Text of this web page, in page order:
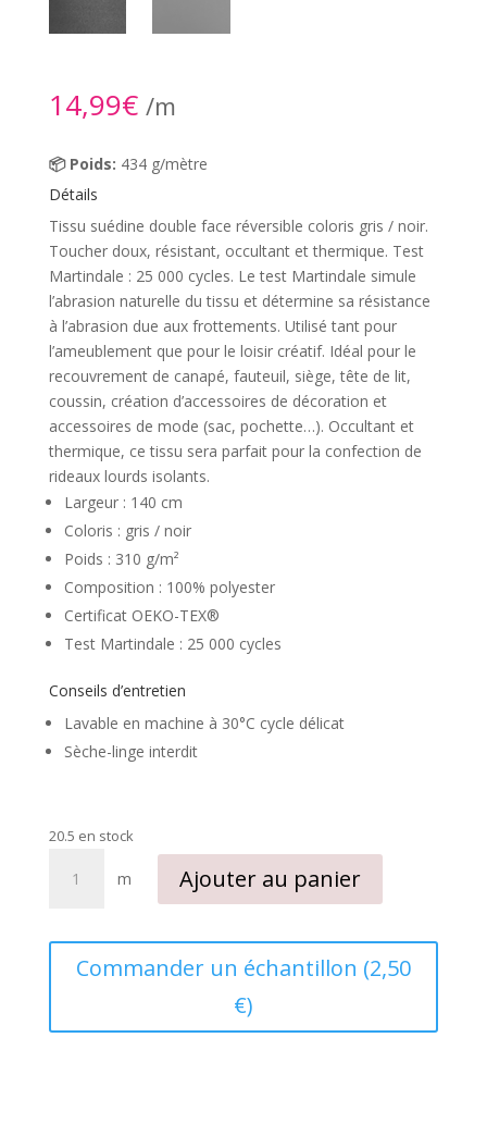
14,99€ /m
📦 Poids: 434 g/mètre
Détails
Tissu suédine double face réversible coloris gris / noir.
Toucher doux, résistant, occultant et thermique. Test
Martindale : 25 000 cycles. Le test Martindale simule
l’abrasion naturelle du tissu et détermine sa résistance
à l’abrasion due aux frottements. Utilisé tant pour
l’ameublement que pour le loisir créatif. Idéal pour le
recouvrement de canapé, fauteuil, siège, tête de lit,
coussin, création d’accessoires de décoration et
accessoires de mode (sac, pochette…). Occultant et
thermique, ce tissu sera parfait pour la confection de
rideaux lourds isolants.
Largeur : 140 cm
Coloris : gris / noir
Poids : 310 g/m²
Composition : 100% polyester
Certificat OEKO-TEX®
Test Martindale : 25 000 cycles
Conseils d’entretien
Lavable en machine à 30°C cycle délicat
Sèche-linge interdit
20.5 en stock
d'ameublement
gris
m Ajouter au panier
Commander un échantillon (2,50
€)